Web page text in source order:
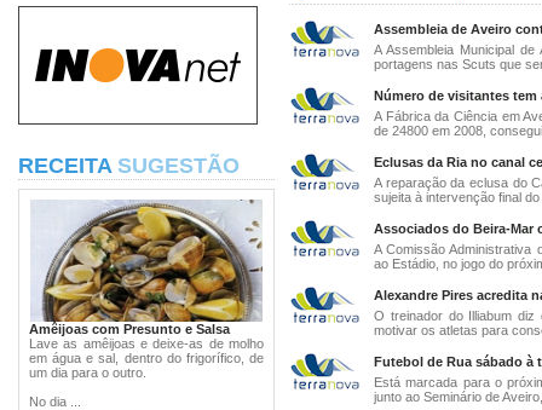
RECEITA SUGESTÃO
Amêijoas com Presunto e Salsa
Lave as amêijoas e deixe-as de molho
em água e sal, dentro do frigorífico, de
um dia para o outro.
No dia ...
Assembleia de Aveiro
A Assembleia Municipal
portagens nas Scuts que
Número de visitantes
A Fábrica da Ciência em
de 24800 em 2008,
Eclusas da Ria no canal
A reparação da eclusa do
sujeita à intervenção final
Associados do Beira-Mar
A Comissão Administrativa
ao Estádio, no jogo do
Alexandre Pires acredita
O treinador do Illiabum
motivar os atletas para
Futebol de Rua sábado à
Está marcada para o
junto ao Seminário de